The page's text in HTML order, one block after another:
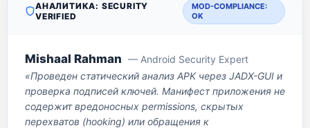
АНАЛИТИКА: SECURITY
VERIFIED
MOD-COMPLIANCE:
OK
Mishaal Rahman — Android Security Expert
«Проведен статический анализ APK через JADX-GUI и
проверка подписей ключей. Манифест приложения не
содержит вредоносных permissions, скрытых
перехватов (hooking) или обращения к